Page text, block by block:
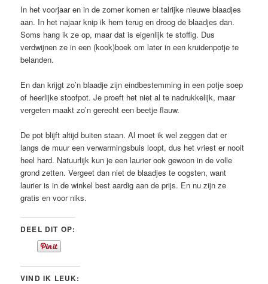
In het voorjaar en in de zomer komen er talrijke nieuwe blaadjes
aan. In het najaar knip ik hem terug en droog de blaadjes dan.
Soms hang ik ze op, maar dat is eigenlijk te stoffig. Dus
verdwijnen ze in een (kook)boek om later in een kruidenpotje te
belanden.
En dan krijgt zo’n blaadje zijn eindbestemming in een potje soep
of heerlijke stoofpot. Je proeft het niet al te nadrukkelijk, maar
vergeten maakt zo’n gerecht een beetje flauw.
De pot blijft altijd buiten staan. Al moet ik wel zeggen dat er
langs de muur een verwarmingsbuis loopt, dus het vriest er nooit
heel hard. Natuurlijk kun je een laurier ook gewoon in de volle
grond zetten. Vergeet dan niet de blaadjes te oogsten, want
laurier is in de winkel best aardig aan de prijs. En nu zijn ze
gratis en voor niks.
DEEL DIT OP:
VIND IK LEUK: